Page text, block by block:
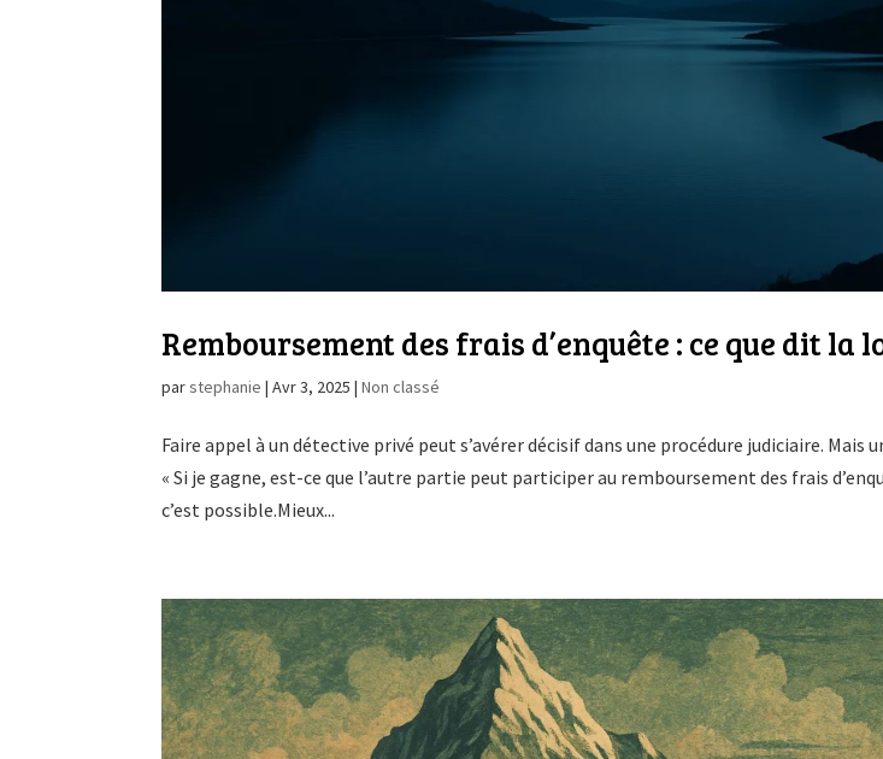
Remboursement des frais d’enquête : ce que dit la
parstephanie |Avr 3, 2025 |Non classé
Faire appel à un détective privé peut s’avérer décisif dans une procédure judiciaire. Mais
« Si je gagne, est-ce que l’autre partie peut participer au remboursement des frais
c’est possible.Mieux...